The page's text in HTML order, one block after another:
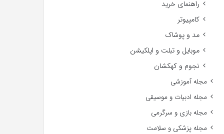
راهنمای خرید
کامپیوتر
مد و پوشاک
موبایل و تبلت و اپلکیشن
نجوم و کهکشان
مجله آموزشی
مجله ادبیات و موسیقی
مجله بازی و سرگرمی
مجله پزشکی و سلامت